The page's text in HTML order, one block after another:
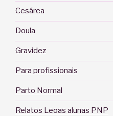
Cesárea
Doula
Gravidez
Para profissionais
Parto Normal
Relatos Leoas alunas PNP